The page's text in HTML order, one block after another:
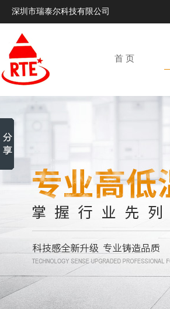
深圳市瑞泰尔科技有限公司
首 页